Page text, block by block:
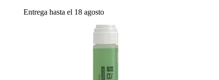
Entrega hasta el 18 agosto